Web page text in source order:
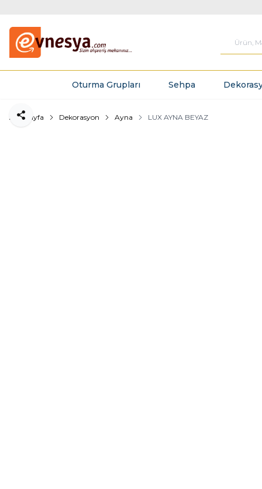
Oturma Grupları Sehpa
Ana Sayfa Dekorasyon Ayna LUX AYNA BEYAZ
Paylaş